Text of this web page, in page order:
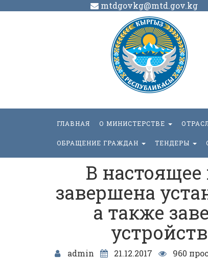
mtdgovkg@mtd.gov.kg
ГЛАВНАЯ О МИНИСТЕРСТВЕ
ОБРАЩЕНИЕ ГРАЖДАН ТЕНДЕРЫ
В
завершена
а также
admin 21.12.2017
960